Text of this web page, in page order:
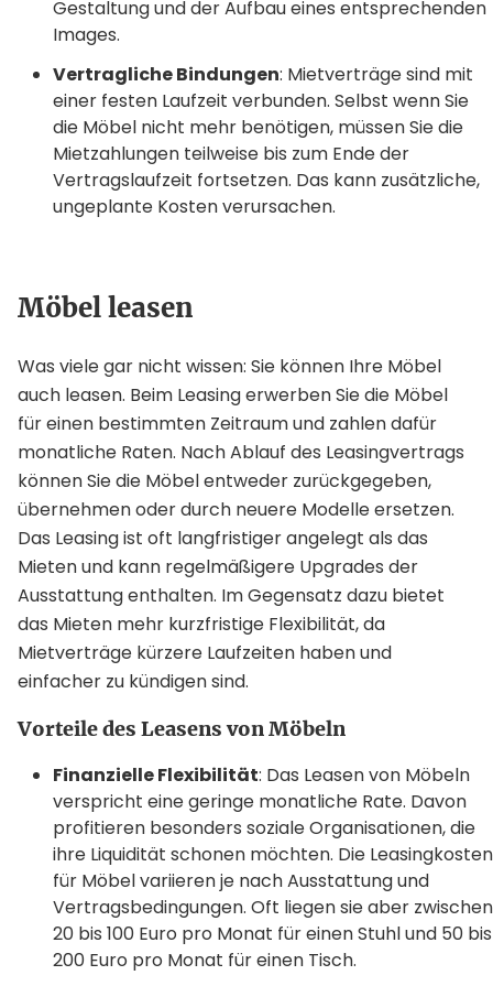
Gestaltung und der Aufbau eines entsprechenden
Images.
Vertragliche Bindungen: Mietverträge sind mit
einer festen Laufzeit verbunden. Selbst wenn Sie
die Möbel nicht mehr benötigen, müssen Sie die
Mietzahlungen teilweise bis zum Ende der
Vertragslaufzeit fortsetzen. Das kann zusätzliche,
ungeplante Kosten verursachen.
Möbel leasen
Was viele gar nicht wissen: Sie können Ihre Möbel
auch leasen. Beim Leasing erwerben Sie die Möbel
für einen bestimmten Zeitraum und zahlen dafür
monatliche Raten. Nach Ablauf des Leasingvertrags
können Sie die Möbel entweder zurückgegeben,
übernehmen oder durch neuere Modelle ersetzen.
Das Leasing ist oft langfristiger angelegt als das
Mieten und kann regelmäßigere Upgrades der
Ausstattung enthalten. Im Gegensatz dazu bietet
das Mieten mehr kurzfristige Flexibilität, da
Mietverträge kürzere Laufzeiten haben und
einfacher zu kündigen sind.
Vorteile des Leasens von Möbeln
Finanzielle Flexibilität: Das Leasen von Möbeln
verspricht eine geringe monatliche Rate. Davon
profitieren besonders soziale Organisationen, die
ihre Liquidität schonen möchten. Die Leasingkosten
für Möbel variieren je nach Ausstattung und
Vertragsbedingungen. Oft liegen sie aber zwischen
20 bis 100 Euro pro Monat für einen Stuhl und 50 bis
200 Euro pro Monat für einen Tisch.